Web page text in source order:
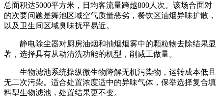
总面积达5000平方米，日均客流量跨越800人次。该场合面对
的次要问题是舞池区域空气质量恶劣，餐饮区油烟异味扩散，
以及卫生间区域臭味扰平易近。
静电除尘器对厨房油烟和抽烟烟雾中的颗粒物去除结果显
著，选择具有从动清洗功能的机型，削减工做量。
生物滤池系统操纵微生物降解无机污染物，运转成本低且
无二次污染。适合处置浓度适中的异味气体，保举选择复合填
料型生物滤池，处置结果更不变。